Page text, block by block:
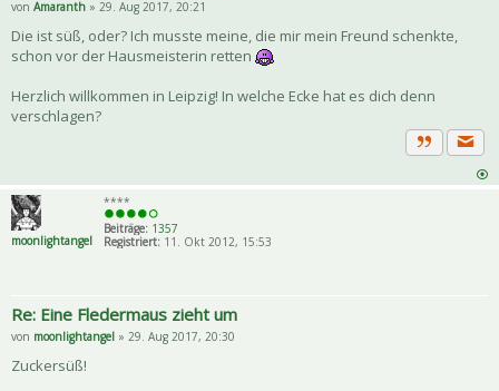
von Amaranth » 29. Aug 2017, 20:21
Die ist süß, oder? Ich musste meine, die mir mein Freund schenkte,
schon vor der Hausmeisterin retten
Herzlich willkommen in Leipzig! In welche Ecke hat es dich denn
verschlagen?
Zitat
moonlightangel
****
Beiträge: 1357
Registriert: 11. Okt 2012, 15:53
Re: Eine Fledermaus zieht um
von moonlightangel » 29. Aug 2017, 20:30
Zuckersüß!